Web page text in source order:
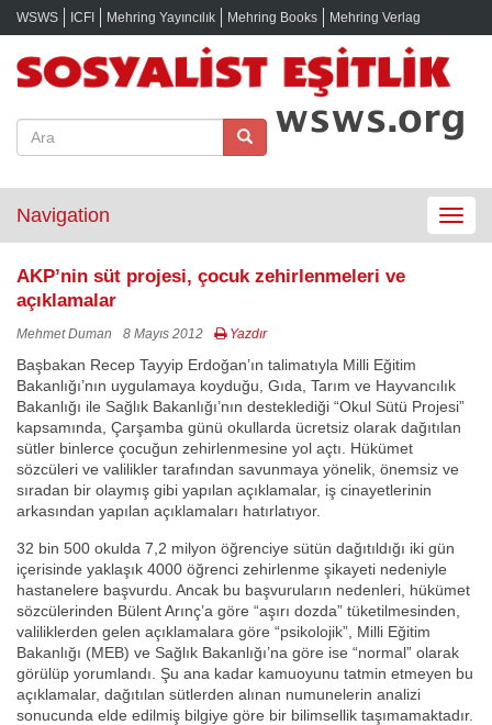
WSWS ICFI Mehring Yayıncılık Mehring Books Mehring Verlag
Toggle
Navigation
AKP’nin süt projesi, çocuk zehirlenmeleri ve
açıklamalar
Mehmet Duman 8 Mayıs 2012 Yazdır
Başbakan Recep Tayyip Erdoğan’ın talimatıyla Milli Eğitim
Bakanlığı’nın uygulamaya koyduğu, Gıda, Tarım ve Hayvancılık
Bakanlığı ile Sağlık Bakanlığı’nın desteklediği “Okul Sütü Projesi”
kapsamında, Çarşamba günü okullarda ücretsiz olarak dağıtılan
sütler binlerce çocuğun zehirlenmesine yol açtı. Hükümet
sözcüleri ve valilikler tarafından savunmaya yönelik, önemsiz ve
sıradan bir olaymış gibi yapılan açıklamalar, iş cinayetlerinin
arkasından yapılan açıklamaları hatırlatıyor.
32 bin 500 okulda 7,2 milyon öğrenciye sütün dağıtıldığı iki gün
içerisinde yaklaşık 4000 öğrenci zehirlenme şikayeti nedeniyle
hastanelere başvurdu. Ancak bu başvuruların nedenleri, hükümet
sözcülerinden Bülent Arınç’a göre “aşırı dozda” tüketilmesinden,
valiliklerden gelen açıklamalara göre “psikolojik”, Milli Eğitim
Bakanlığı (MEB) ve Sağlık Bakanlığı’na göre ise “normal” olarak
görülüp yorumlandı. Şu ana kadar kamuoyunu tatmin etmeyen bu
açıklamalar, dağıtılan sütlerden alınan numunelerin analizi
sonucunda elde edilmiş bilgiye göre bir bilimsellik taşımamaktadır.